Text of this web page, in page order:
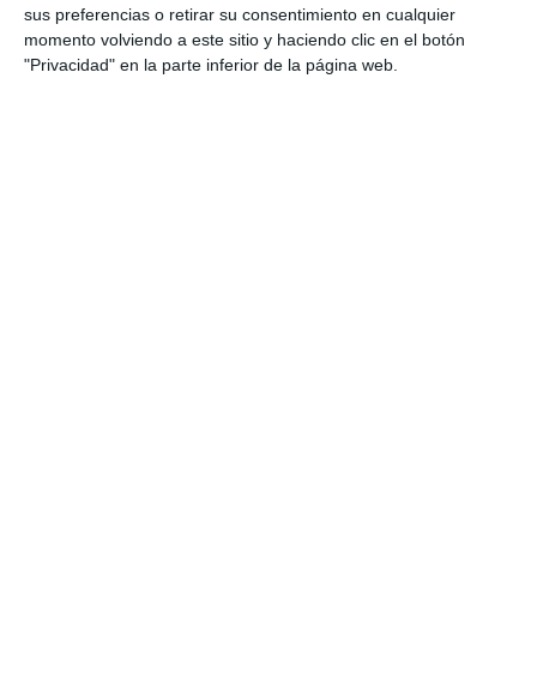
sus preferencias o retirar su consentimiento en cualquier
momento volviendo a este sitio y haciendo clic en el botón
"Privacidad" en la parte inferior de la página web.
Aún quedan reglamentos pendientes para completar la Ley